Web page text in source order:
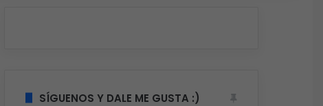
SÍGUENOS Y DALE ME GUSTA :)